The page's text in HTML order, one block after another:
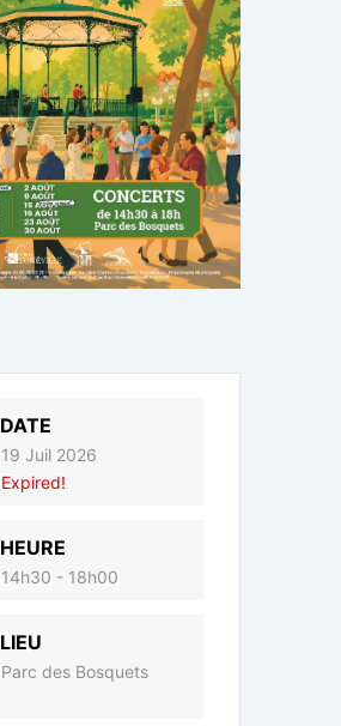
DATE
19 Juil 2026
Expired!
HEURE
14h30 - 18h00
LIEU
Parc des Bosquets